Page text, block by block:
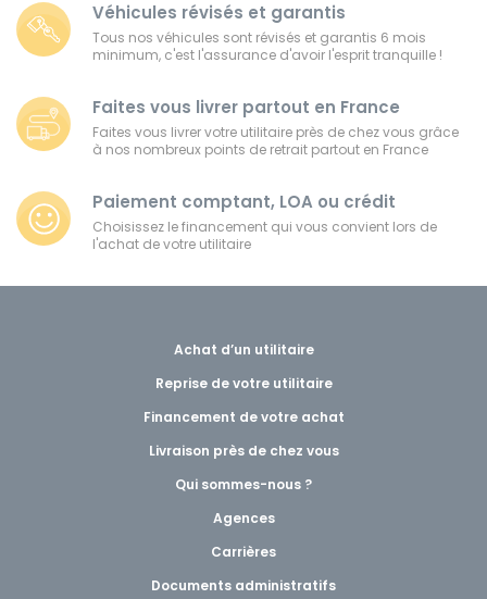
Véhicules révisés et garantis
Tous nos véhicules sont révisés et garantis 6 mois
minimum, c'est l'assurance d'avoir l'esprit tranquille !
Faites vous livrer partout en France
Faites vous livrer votre utilitaire près de chez vous grâce
à nos nombreux points de retrait partout en France
Paiement comptant, LOA ou crédit
Choisissez le financement qui vous convient lors de
l'achat de votre utilitaire
Achat d’un utilitaire
Reprise de votre utilitaire
Financement de votre achat
Livraison près de chez vous
Qui sommes-nous ?
Agences
Carrières
Documents administratifs